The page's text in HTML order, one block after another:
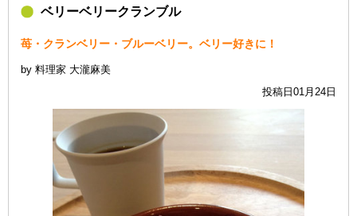
ベリーベリークランブル
苺・クランベリー・ブルーベリー。ベリー好きに！
by 料理家 大瀧麻美
投稿日01月24日